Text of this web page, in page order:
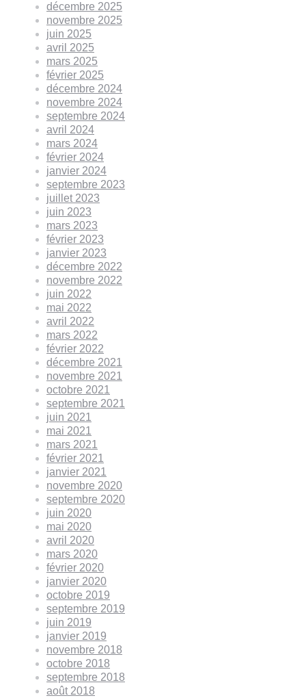
décembre 2025
novembre 2025
juin 2025
avril 2025
mars 2025
février 2025
décembre 2024
novembre 2024
septembre 2024
avril 2024
mars 2024
février 2024
janvier 2024
septembre 2023
juillet 2023
juin 2023
mars 2023
février 2023
janvier 2023
décembre 2022
novembre 2022
juin 2022
mai 2022
avril 2022
mars 2022
février 2022
décembre 2021
novembre 2021
octobre 2021
septembre 2021
juin 2021
mai 2021
mars 2021
février 2021
janvier 2021
novembre 2020
septembre 2020
juin 2020
mai 2020
avril 2020
mars 2020
février 2020
janvier 2020
octobre 2019
septembre 2019
juin 2019
janvier 2019
novembre 2018
octobre 2018
septembre 2018
août 2018